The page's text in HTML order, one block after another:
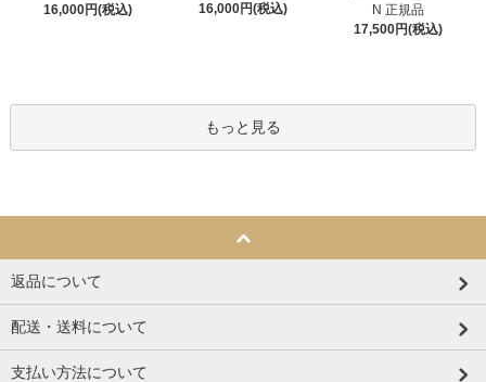
16,000円(税込)
16,000円(税込)
N 正規品
17,500円(税込)
もっと見る
返品について
配送・送料について
支払い方法について